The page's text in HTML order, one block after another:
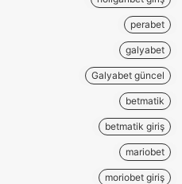
perabet
galyabet
Galyabet güncel
betmatik
betmatik giriş
mariobet
moriobet giriş